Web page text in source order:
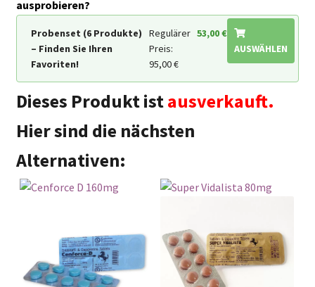
ausprobieren?
Probenset (6 Produkte)
– Finden Sie Ihren
Favoriten!
Regulärer
Preis:
95,00€
53,00€
AUSWÄHLEN
Dieses Produkt istausverkauft.
Hier sind die nächsten
Alternativen: